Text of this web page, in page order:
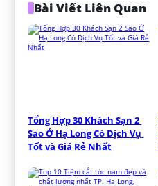
Bài Viết Liên Quan
Tổng Hợp 30 Khách Sạn 2
Sao Ở Hạ Long Có Dịch Vụ
Tốt và Giá Rẻ Nhất